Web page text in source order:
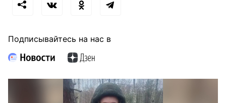
Подписывайтесь на нас в